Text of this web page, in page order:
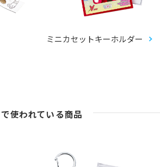
ミニカセットキーホルダー
で使われている商品